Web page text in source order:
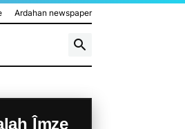
Ardahan newspaper
Îmze